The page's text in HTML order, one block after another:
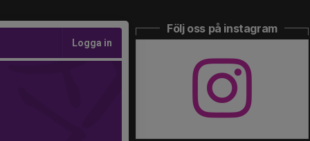
Logga in
Följ oss på instagram